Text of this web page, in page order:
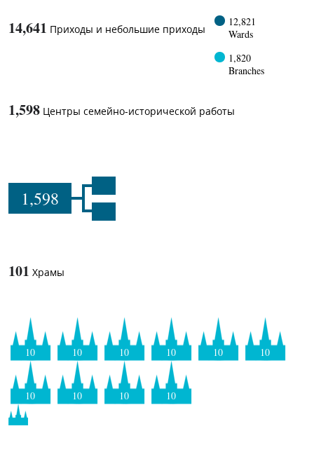
14,641 Приходы и небольшие приходы
12,821
Wards
1,820
Branches
1,598 Центры семейно-исторической работы
1,598
101 Храмы
10 10 10 10 10 10
10 10 10 10